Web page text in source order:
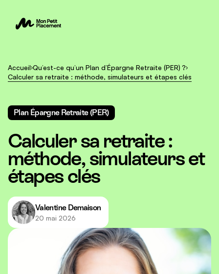
Accueil Qu’est-ce qu’un Plan d’Épargne Retraite (PER) ?
Calculer sa retraite : méthode, simulateurs et étapes clés
Plan Épargne Retraite (PER)
Calculer sa retraite :
méthode, simulateurs et
étapes clés
Valentine Demaison
20 mai 2026